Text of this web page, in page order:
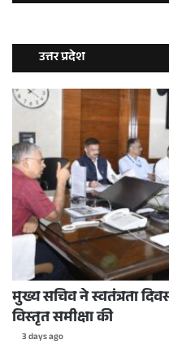
उत्तर प्रदेश
मुख्य सचिव ने स्वतंत्रता
विस्तृत समीक्षा की
3 days ago